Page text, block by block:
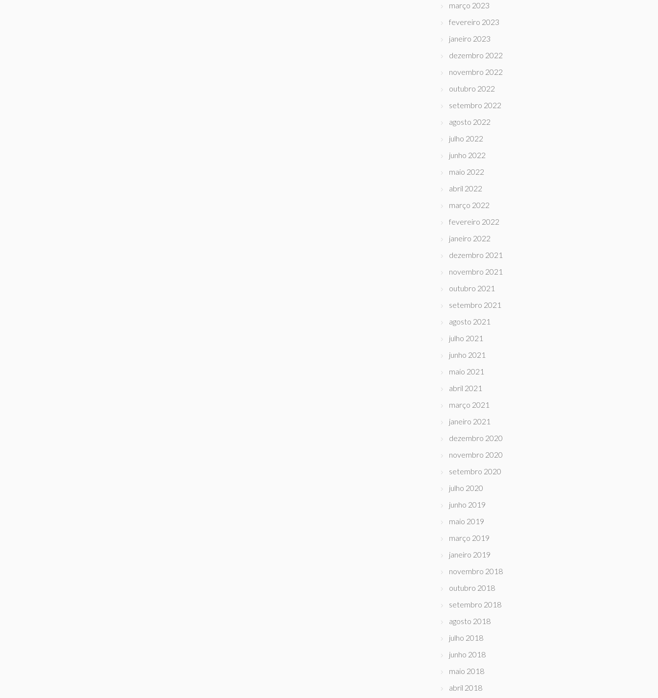
março 2023
fevereiro 2023
janeiro 2023
dezembro 2022
novembro 2022
outubro 2022
setembro 2022
agosto 2022
julho 2022
junho 2022
maio 2022
abril 2022
março 2022
fevereiro 2022
janeiro 2022
dezembro 2021
novembro 2021
outubro 2021
setembro 2021
agosto 2021
julho 2021
junho 2021
maio 2021
abril 2021
março 2021
janeiro 2021
dezembro 2020
novembro 2020
setembro 2020
julho 2020
junho 2019
maio 2019
março 2019
janeiro 2019
novembro 2018
outubro 2018
setembro 2018
agosto 2018
julho 2018
junho 2018
maio 2018
abril 2018